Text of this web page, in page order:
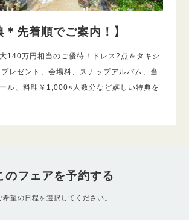
＊先着順でご案内！】
大140万円相当のご優待！ドレス2点＆タキシ
レゼント、会場料、スナップアルバム、当
ル、料理￥1,000×人数分など嬉しい特典を
のフェアを予約する
希望の日程を選択してください。